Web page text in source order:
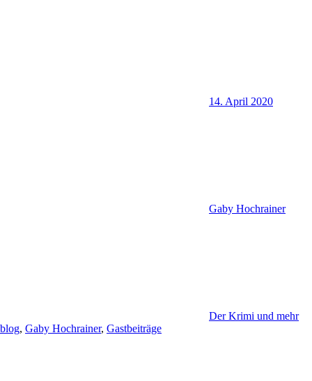
14. April 2020
Gaby Hochrainer
Der Krimi und mehr
blog, Gaby Hochrainer, Gastbeiträge